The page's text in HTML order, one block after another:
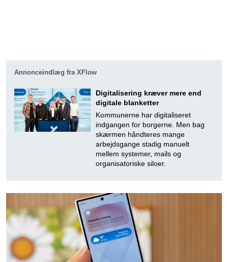
Annonceindlæg fra XFlow
Digitalisering kræver mere end
digitale blanketter
Kommunerne har digitaliseret
indgangen for borgerne. Men bag
skærmen håndteres mange
arbejdsgange stadig manuelt
mellem systemer, mails og
organisatoriske siloer.